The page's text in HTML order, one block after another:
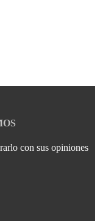
con sus opiniones